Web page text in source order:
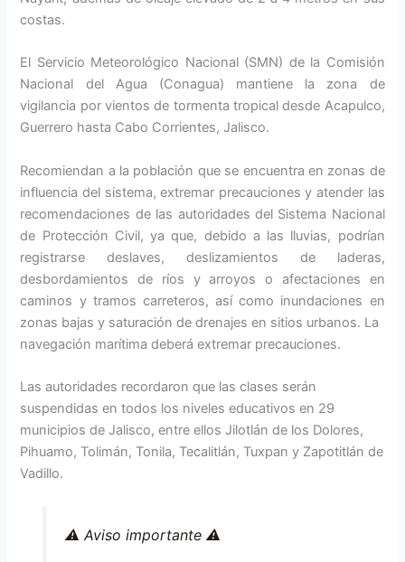
costas.
El Servicio Meteorológico Nacional (SMN) de la Comisión
Nacional del Agua (Conagua) mantiene la zona de
vigilancia por vientos de tormenta tropical desde Acapulco,
Guerrero hasta Cabo Corrientes, Jalisco.
Recomiendan a la población que se encuentra en zonas de
influencia del sistema, extremar precauciones y atender las
recomendaciones de las autoridades del Sistema Nacional
de Protección Civil, ya que, debido a las lluvias, podrían
registrarse deslaves, deslizamientos de laderas,
desbordamientos de ríos y arroyos o afectaciones en
caminos y tramos carreteros, así como inundaciones en
zonas bajas y saturación de drenajes en sitios urbanos. La
navegación marítima deberá extremar precauciones.
Las autoridades recordaron que las clases serán
suspendidas en todos los niveles educativos en 29
municipios de Jalisco, entre ellos Jilotlán de los Dolores,
Pihuamo, Tolimán, Tonila, Tecalitlán, Tuxpan y Zapotitlán de
Vadillo.
⚠️ Aviso importante ⚠️